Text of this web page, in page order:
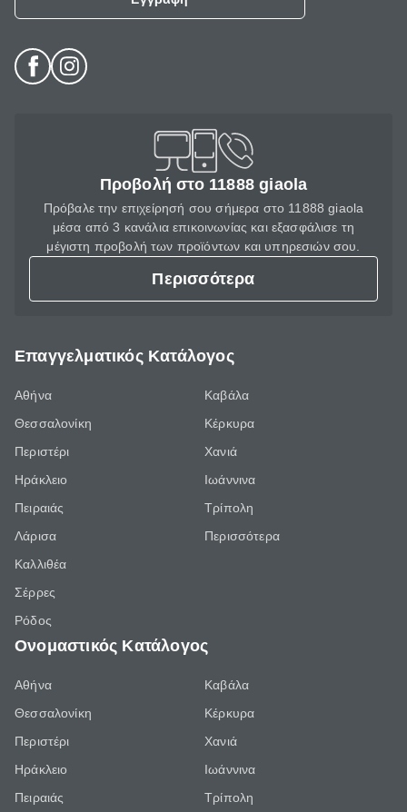
Προβολή στο 11888 giaola
Πρόβαλε την επιχείρησή σου σήμερα στο 11888 giaola
μέσα από 3 κανάλια επικοινωνίας και εξασφάλισε τη
μέγιστη προβολή των προϊόντων και υπηρεσιών σου.
Περισσότερα
Επαγγελματικός Κατάλογος
Αθήνα
Θεσσαλονίκη
Περιστέρι
Ηράκλειο
Πειραιάς
Λάρισα
Καλλιθέα
Σέρρες
Ρόδος
Καβάλα
Κέρκυρα
Χανιά
Ιωάννινα
Τρίπολη
Περισσότερα
Ονομαστικός Κατάλογος
Αθήνα
Θεσσαλονίκη
Περιστέρι
Ηράκλειο
Πειραιάς
Καβάλα
Κέρκυρα
Χανιά
Ιωάννινα
Τρίπολη